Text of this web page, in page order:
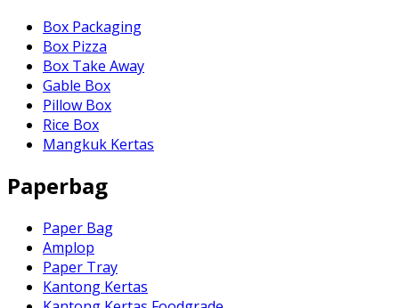
Box Packaging
Box Pizza
Box Take Away
Gable Box
Pillow Box
Rice Box
Mangkuk Kertas
Paperbag
Paper Bag
Amplop
Paper Tray
Kantong Kertas